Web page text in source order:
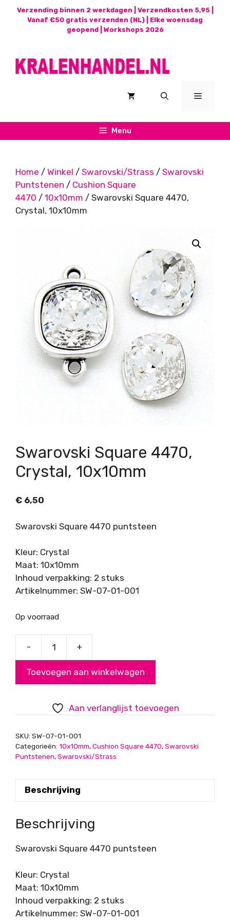
Verzending binnen 2 werkdagen | Verzendkosten 5,95 |
Vanaf €50 gratis verzenden (NL) | Elke woensdag
geopend | Workshops 2026
Menu
Menu
Home / Winkel / Swarovski/Strass / Swarovski
Puntstenen / Cushion Square
4470 / 10x10mm / Swarovski Square 4470,
Crystal, 10x10mm
Swarovski Square 4470,
Crystal, 10x10mm
€ 6,50
Swarovski Square 4470 puntsteen
Kleur: Crystal
Maat: 10x10mm
Inhoud verpakking: 2 stuks
Artikelnummer: SW-07-01-001
Op voorraad
-
4470,
10x10mm
aantal
+
Toevoegen aan winkelwagen
Aan verlanglijst toevoegen
SKU: SW-07-01-001
Categorieën: 10x10mm,Cushion Square 4470,Swarovski
Puntstenen,Swarovski/Strass
Beschrijving
Beschrijving
Swarovski Square 4470 puntsteen
Kleur: Crystal
Maat: 10x10mm
Inhoud verpakking: 2 stuks
Artikelnummer: SW-07-01-001